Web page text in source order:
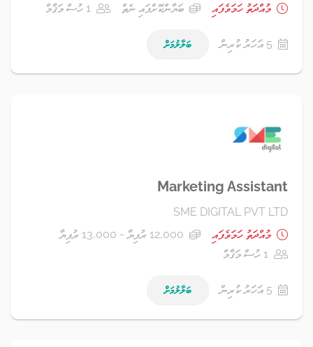
މުއްދަތު ހަމަވެފައި
ބަޔާންކޮށްފައި ނެތް 1 ހުސް މަޤާމް
5 އަހަރު ކުރިން ބަލާލުމަށް
Marketing Assistant
SME DIGITAL PVT LTD
މުއްދަތު ހަމަވެފައި
12,000 ރުފިޔާ - 13,000 ރުފިޔާ
1 ހުސް މަޤާމް
5 އަހަރު ކުރިން ބަލާލުމަށް